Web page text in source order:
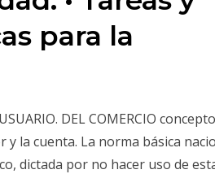
para la
DEL COMERCIO
la cuenta. La norma básica
dictada por no hacer uso de